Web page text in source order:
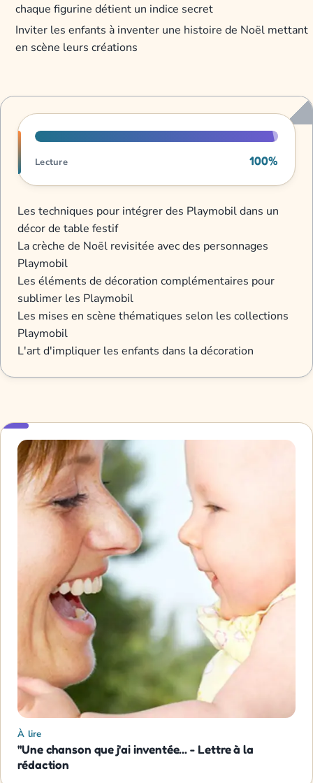
chaque figurine détient un indice secret
Inviter les enfants à inventer une histoire de Noël mettant
en scène leurs créations
Progression de lecture
Lecture 100%
Les techniques pour intégrer des Playmobil dans un
décor de table festif
La crèche de Noël revisitée avec des personnages
Playmobil
Les éléments de décoration complémentaires pour
sublimer les Playmobil
Les mises en scène thématiques selon les collections
Playmobil
L'art d'impliquer les enfants dans la décoration
À lire
"Une chanson que j'ai inventée... - Lettre à la
rédaction